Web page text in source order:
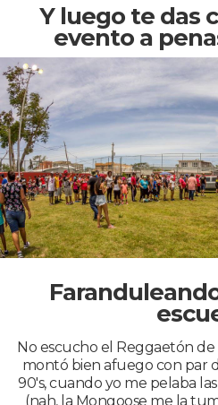
Y luego te das
evento a
No escucho el Reggaetón
montó bien afuego con par
90's, cuando yo me pelaba
(nah, la Mongoose me la